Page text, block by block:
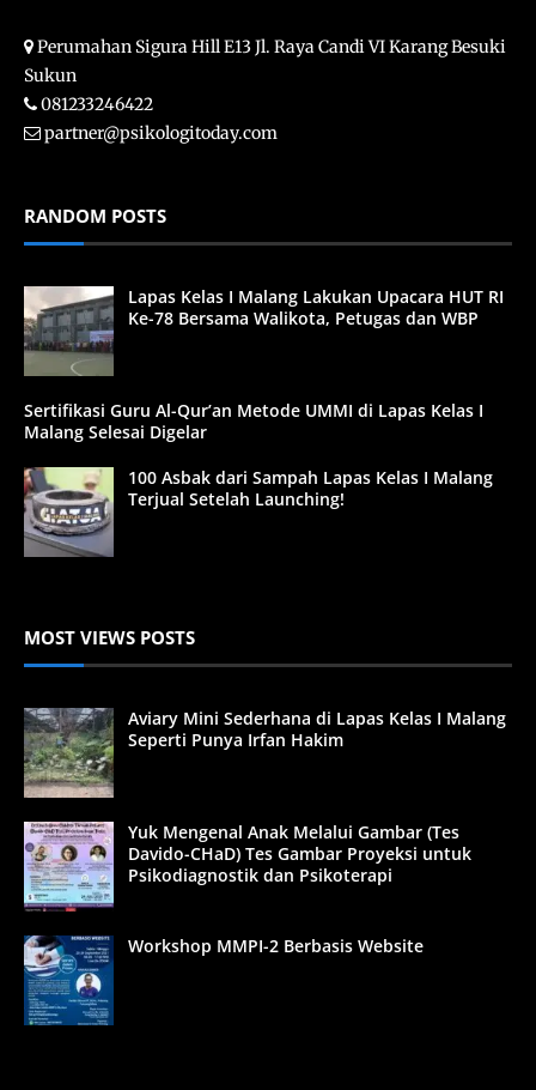
Perumahan Sigura Hill E13 Jl. Raya Candi VI Karang Besuki
Sukun
081233246422
partner@psikologitoday.com
RANDOM POSTS
Lapas Kelas I Malang Lakukan Upacara HUT RI
Ke-78 Bersama Walikota, Petugas dan WBP
Sertifikasi Guru Al-Qur’an Metode UMMI di Lapas Kelas I
Malang Selesai Digelar
100 Asbak dari Sampah Lapas Kelas I Malang
Terjual Setelah Launching!
MOST VIEWS POSTS
Aviary Mini Sederhana di Lapas Kelas I Malang
Seperti Punya Irfan Hakim
Yuk Mengenal Anak Melalui Gambar (Tes
Davido-CHaD) Tes Gambar Proyeksi untuk
Psikodiagnostik dan Psikoterapi
Workshop MMPI-2 Berbasis Website